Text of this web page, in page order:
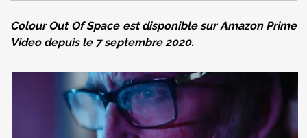
Colour Out Of Space est disponible sur Amazon Prime
Video depuis le 7 septembre 2020.